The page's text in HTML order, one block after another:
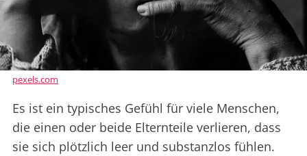
pexels.com
Es ist ein typisches Gefühl für viele Menschen,
die einen oder beide Elternteile verlieren, dass
sie sich plötzlich leer und substanzlos fühlen.